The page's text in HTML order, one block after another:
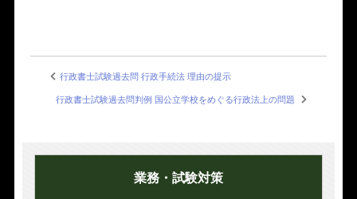
行政書士試験過去問 行政手続法 理由の提示
行政書士試験過去問判例 国公立学校をめぐる行政法上の問題
業務・試験対策